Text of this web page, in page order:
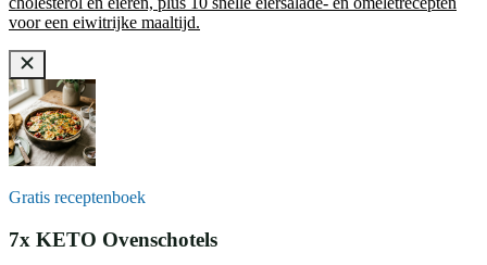
voor een eiwitrijke maaltijd.
Gratis receptenboek
7x KETO Ovenschotels